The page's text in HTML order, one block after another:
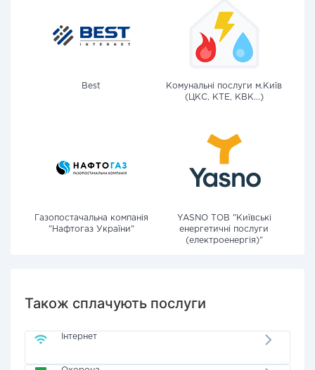
Best
Комунальні послуги м.Київ
(ЦКС, КТЕ, КВК...)
Газопостачальна компанія
"Нафтогаз України"
YASNO ТОВ "Київські
енергетичні послуги
(електроенергія)"
Також сплачують послуги
Інтернет